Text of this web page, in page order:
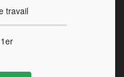
travail